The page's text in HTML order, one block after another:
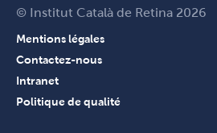
© Institut Català de Retina 2026
Mentions légales
Contactez-nous
Intranet
Politique de qualité